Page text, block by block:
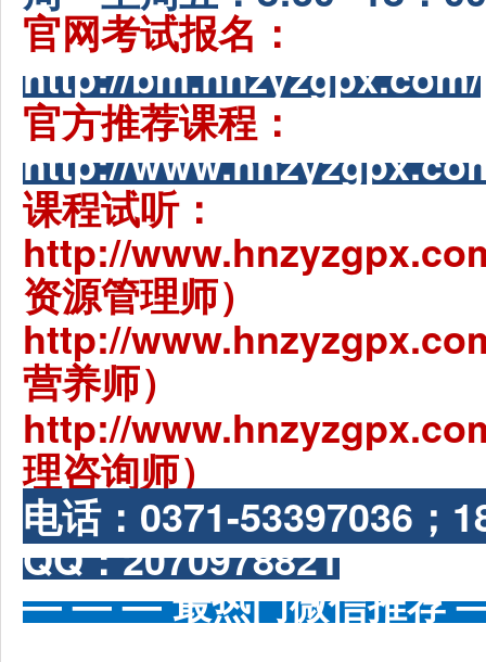
官网考试报名：
http://bm.hnzyzgpx.com/
官方推荐课程：
http://
课程试听：
http://
资源管理师）
http://
营养师）
http://
理咨询师）
电话： 0371-53397036
QQ：2070978821
— — — 最热门微信推